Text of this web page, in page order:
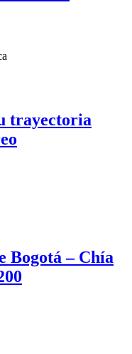
trayectoria
Bogotá – Chía